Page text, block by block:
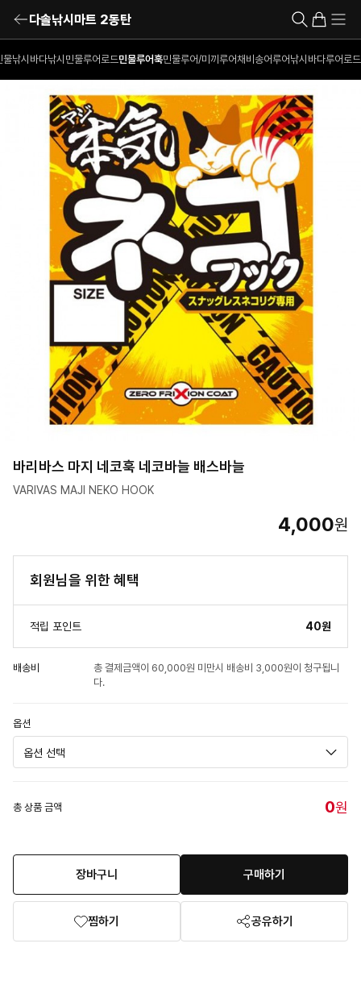
다솔낚시마트 2동탄
물낚시 바다낚시 민물루어로드민물루어훅민물루어/미끼 루어채비 송어루어낚시 바다루어로드
바리바스 마지 네코훅 네코바늘 배스바늘
VARIVAS MAJI NEKO HOOK
4,000원
회원님을 위한 혜택
적립 포인트 40원
배송비
총 결제금액이 60,000원 미만시 배송비 3,000원이 청구됩니
다.
옵션
총 상품 금액 0원
장바구니 구매하기
찜하기 공유하기